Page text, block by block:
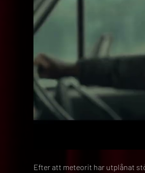
Efter att meteorit har utplånat